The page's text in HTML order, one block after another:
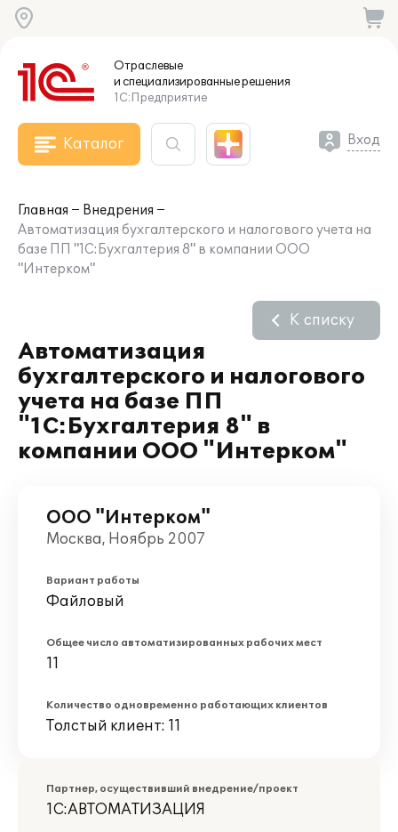
Отраслевые
и специализированныерешения
1С:Предприятие
Каталог Вход
Главная
Внедрения
Автоматизация бухгалтерского и налогового учета на
базе ПП "1С:Бухгалтерия 8" в компании ООО
"Интерком"
Автоматизация
бухгалтерского и налогового
учета на базе ПП
"1С:Бухгалтерия 8" в
компании ООО "Интерком"
К списку
ООО "Интерком"
Москва, Ноябрь 2007
Вариант работы
Файловый
Общее число автоматизированных рабочих мест
11
Количество одновременно работающих клиентов
Толстый клиент: 11
Партнер, осуществивший внедрение/проект
1С:АВТОМАТИЗАЦИЯ